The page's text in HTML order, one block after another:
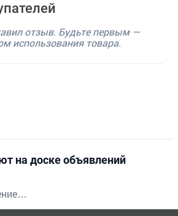
отзыв. Будьте первым —
использования товара.
на доске объявлений